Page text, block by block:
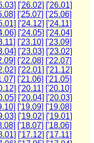
['26.02] ['26.01]
['25.07] ['25.06]
['24.12] ['24.11]
['24.05] ['24.04]
['23.10] ['23.09]
['23.03] ['23.02]
['22.08] ['22.07]
['22.01] ['21.12]
['21.06] ['21.05]
['20.11] ['20.10]
['20.04] ['20.03]
['19.09] ['19.08]
['19.02] ['19.01]
['18.07] ['18.06]
['17.12] ['17.11]